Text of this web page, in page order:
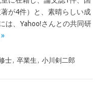
が4件）と、素晴らしい成
は、Yahoo!さんとの共同研
士, 卒業生 , 小川剣二郎